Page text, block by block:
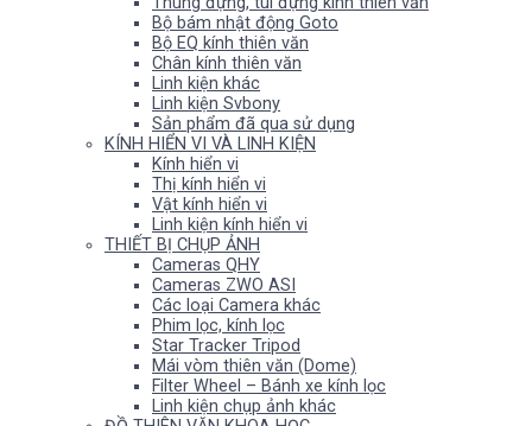
Bộ bám nhật động Goto
Bộ EQ kính thiên văn
Chân kính thiên văn
Linh kiện khác
Linh kiện Svbony
Sản phẩm đã qua sử dụng
KÍNH HIỂN VI VÀ LINH KIỆN
Kính hiển vi
Thị kính hiển vi
Vật kính hiển vi
Linh kiện kính hiển vi
THIẾT BỊ CHỤP ẢNH
Cameras QHY
Cameras ZWO ASI
Các loại Camera khác
Phim lọc, kính lọc
Star Tracker Tripod
Mái vòm thiên văn (Dome)
Filter Wheel – Bánh xe kính lọc
Linh kiện chụp ảnh khác